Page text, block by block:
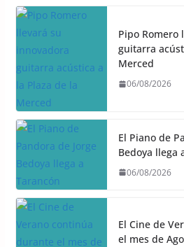
Pipo Romero
guitarra
Merced
06/08/2026
El Piano de
Bedoya llega
06/08/2026
El Cine de
el mes de